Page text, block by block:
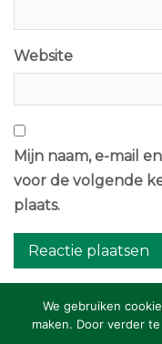
Website
Mijn naam, e-mail
voor de volgende
plaats.
We gebruiken
maken. Door verder